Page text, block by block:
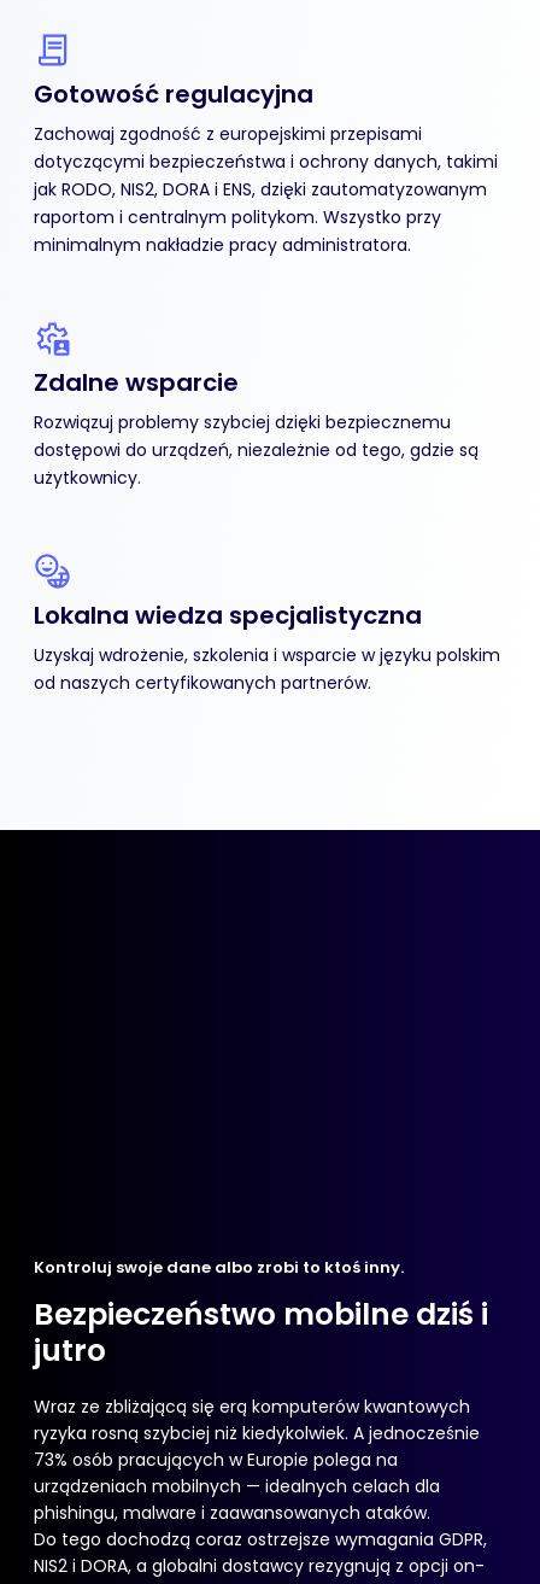
Gotowość regulacyjna
Zachowaj zgodność z europejskimi przepisami
dotyczącymi bezpieczeństwa i ochrony danych, takimi
jak RODO, NIS2, DORA i ENS, dzięki zautomatyzowanym
raportom i centralnym politykom. Wszystko przy
minimalnym nakładzie pracy administratora.
Zdalne wsparcie
Rozwiązuj problemy szybciej dzięki bezpiecznemu
dostępowi do urządzeń, niezależnie od tego, gdzie są
użytkownicy.
Lokalna wiedza specjalistyczna
Uzyskaj wdrożenie, szkolenia i wsparcie w języku polskim
od naszych certyfikowanych partnerów.
Kontroluj swoje dane albo zrobi to ktoś inny.
Bezpieczeństwo mobilne dziś i
jutro
Wraz ze zbliżającą się erą komputerów kwantowych
ryzyka rosną szybciej niż kiedykolwiek. A jednocześnie
73% osób pracujących w Europie polega na
urządzeniach mobilnych — idealnych celach dla
phishingu, malware i zaawansowanych ataków.
Do tego dochodzą coraz ostrzejsze wymagania GDPR,
NIS2 i DORA, a globalni dostawcy rezygnują z opcji on-